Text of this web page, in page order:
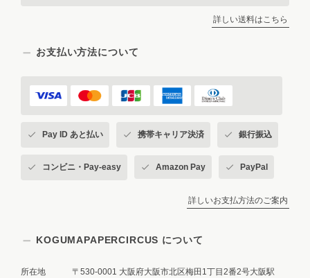
2026/08/04
あまりにも可愛いのでリピ買いです😍
いただけたこと、本当に嬉しいです☺️
💕 、フルーツバードたちが収穫を楽
けで楽しい気持ちになれる一枚」を目
は例年以上の酷暑なので、見た目だけ
詳しい送料はこちら
お支払い方法について
Pay ID あと払い 携帯キャリア決済 銀行振込
コンビニ・Pay-easy Amazon Pay PayPal
詳しいお支払方法のご案内
KOGUMAPAPERCIRCUS について
所在地
〒530-0001 大阪府大阪市北区梅田1丁目2番2号大阪駅